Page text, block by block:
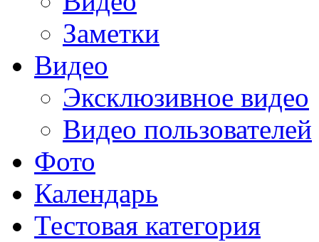
Заметки
Видео
Эксклюзивное видео
Видео пользователей
Фото
Календарь
Тестовая категория